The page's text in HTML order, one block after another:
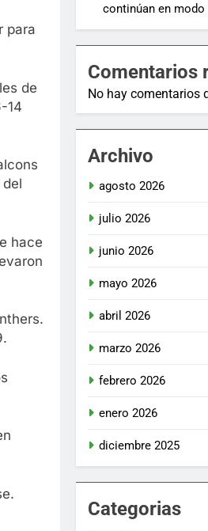
para
de
14
hace
continúan en modo
Comentarios
No hay comentarios
Archivo
agosto 2026
julio 2026
junio 2026
mayo 2026
abril 2026
marzo 2026
febrero 2026
enero 2026
diciembre 2025
Categorias